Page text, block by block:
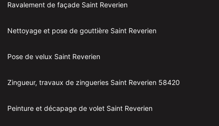
Ravalement de façade Saint Reverien
Nettoyage et pose de gouttière Saint Reverien
Pose de velux Saint Reverien
Zingueur, travaux de zingueries Saint Reverien 58420
Peinture et décapage de volet Saint Reverien